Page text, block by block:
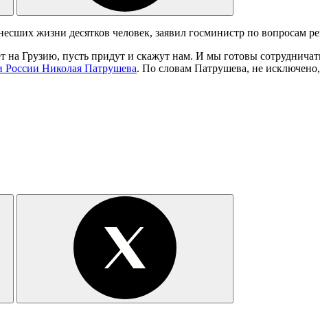
жизни десятков человек, заявил госминистр по вопросам
Грузию, пусть придут и скажут нам. И мы готовы
России Николая Патрушева. По словам Патрушева, не исключено,